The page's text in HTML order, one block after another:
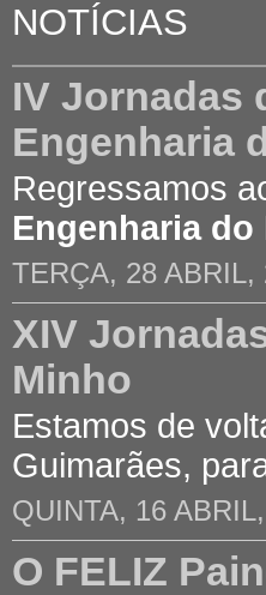
NOTÍCIAS
IV Jornadas
Engenharia
Regressamos
Engenharia do
TERÇA, 28 ABRIL,
XIV
Minho
Estamos de
Guimarães,
QUINTA, 16
O FELIZ